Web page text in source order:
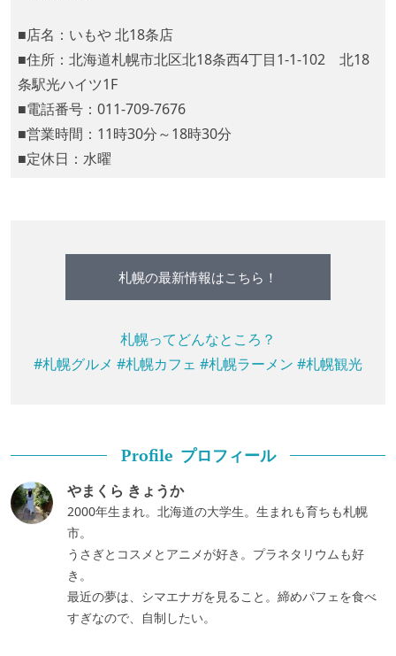
■店名：いもや 北18条店
■住所：北海道札幌市北区北18条西4丁目1-1-102 北18
条駅光ハイツ1F
■電話番号：011-709-7676
■営業時間：11時30分～18時30分
■定休日：水曜
札幌の最新情報はこちら！
札幌ってどんなところ？
#札幌グルメ #札幌カフェ #札幌ラーメン #札幌観光
Profile プロフィール
やまくら きょうか
2000年生まれ。北海道の大学生。生まれも育ちも札幌
市。
うさぎとコスメとアニメが好き。プラネタリウムも好
き。
最近の夢は、シマエナガを見ること。締めパフェを食べ
すぎなので、自制したい。